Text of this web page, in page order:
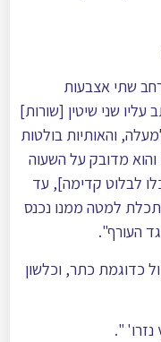
שתי אצבעות
שני שיטין [שורות]
והאותיות בולטות
והוא מדובק על השעוה
לבלוט קדימה], עד
תכלת למטה ממנו נכנס
העורף".
כדוגמת כתר, וכלשון
נזרו' ".